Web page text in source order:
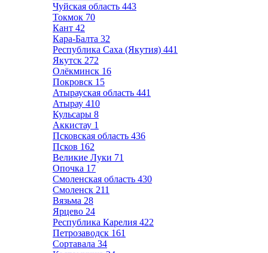
Чуйская область 443
Токмок 70
Кант 42
Кара-Балта 32
Республика Саха (Якутия) 441
Якутск 272
Олёкминск 16
Покровск 15
Атырауская область 441
Атырау 410
Кульсары 8
Аккистау 1
Псковская область 436
Псков 162
Великие Луки 71
Опочка 17
Смоленская область 430
Смоленск 211
Вязьма 28
Ярцево 24
Республика Карелия 422
Петрозаводск 161
Сортавала 34